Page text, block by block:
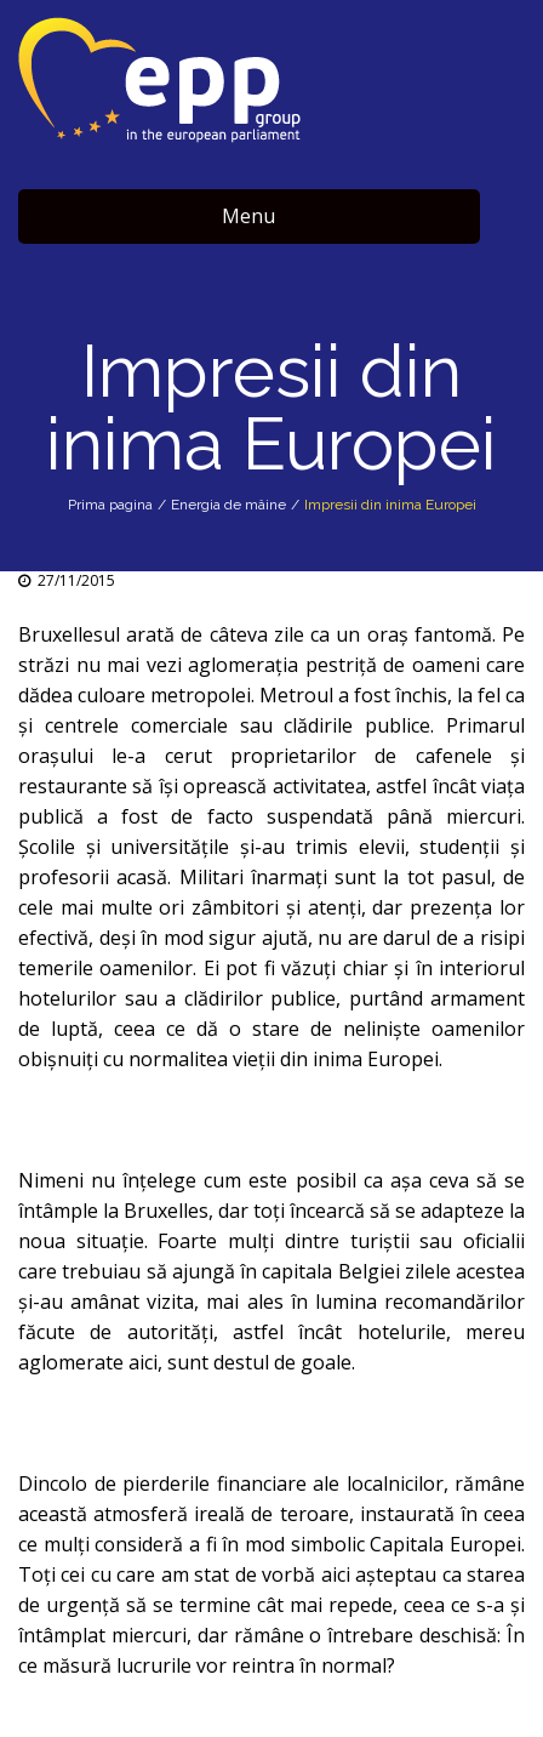
Menu
Impresii din
inima Europei
Prima pagina / Energia de mâine / Impresii din inima Europei
27/11/2015
Bruxellesul arată de câteva zile ca un oraș fantomă. Pe
străzi nu mai vezi aglomerația pestriță de oameni care
dădea culoare metropolei. Metroul a fost închis, la fel ca
și centrele comerciale sau clădirile publice. Primarul
orașului le-a cerut proprietarilor de cafenele și
restaurante să își oprească activitatea, astfel încât viața
publică a fost de facto suspendată până miercuri.
Școlile și universitățile și-au trimis elevii, studenții și
profesorii acasă. Militari înarmați sunt la tot pasul, de
cele mai multe ori zâmbitori și atenți, dar prezența lor
efectivă, deși în mod sigur ajută, nu are darul de a risipi
temerile oamenilor. Ei pot fi văzuți chiar și în interiorul
hotelurilor sau a clădirilor publice, purtând armament
de luptă, ceea ce dă o stare de neliniște oamenilor
obișnuiți cu normalitea vieții din inima Europei.
Nimeni nu înțelege cum este posibil ca așa ceva să se
întâmple la Bruxelles, dar toți încearcă să se adapteze la
noua situație. Foarte mulți dintre turiștii sau oficialii
care trebuiau să ajungă în capitala Belgiei zilele acestea
și-au amânat vizita, mai ales în lumina recomandărilor
făcute de autorități, astfel încât hotelurile, mereu
aglomerate aici, sunt destul de goale.
Dincolo de pierderile financiare ale localnicilor, rămâne
această atmosferă ireală de teroare, instaurată în ceea
ce mulți consideră a fi în mod simbolic Capitala Europei.
Toți cei cu care am stat de vorbă aici așteptau ca starea
de urgență să se termine cât mai repede, ceea ce s-a și
întâmplat miercuri, dar rămâne o întrebare deschisă: În
ce măsură lucrurile vor reintra în normal?